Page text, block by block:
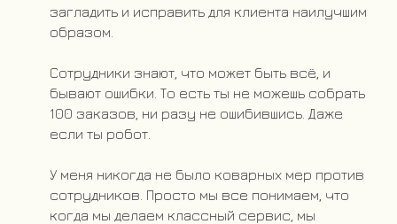
загладить и исправить для клиента наилучшим
образом.
Сотрудники знают, что может быть всё, и
бывают ошибки. То есть ты не можешь собрать
100 заказов, ни разу не ошибившись. Даже
если ты робот.
У меня никогда не было коварных мер против
сотрудников. Просто мы все понимаем, что
когда мы делаем классный сервис, мы